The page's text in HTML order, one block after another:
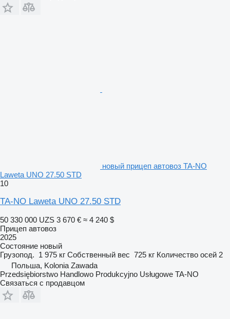
новый прицеп автовоз TA-NO
Laweta UNO 27.50 STD
10
TA-NO Laweta UNO 27.50 STD
50 330 000 UZS 3 670 € ≈ 4 240 $
Прицеп автовоз
2025
Состояние новый
Грузопод. 1 975 кг Собственный вес 725 кг Количество осей 2
Польша, Kolonia Zawada
Przedsiębiorstwo Handlowo Produkcyjno Usługowe TA-NO
Связаться с продавцом